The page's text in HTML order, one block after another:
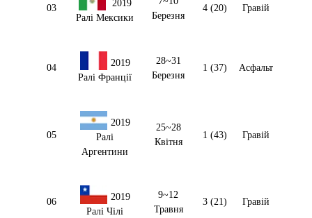
03
2019
Ралі Мексики
Березня
4 (20) Гравій
04
2019
Ралі Франції
28~31
Березня
1 (37) Асфальт
05
2019
Ралі
Аргентини
25~28
Квітня
1 (43) Гравій
06
2019
Ралі Чілі
9~12
Травня
3 (21) Гравій